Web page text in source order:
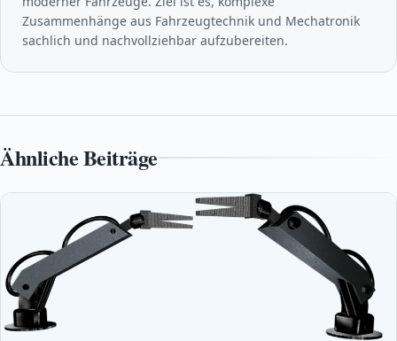
Zusammenhänge aus Fahrzeugtechnik und Mechatronik
sachlich und nachvollziehbar aufzubereiten.
Ähnliche Beiträge